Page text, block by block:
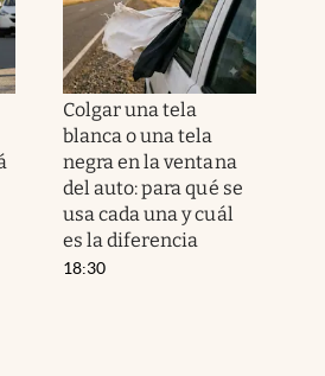
Colgar una tela
blanca o una tela
negra en la ventana
del auto: para qué se
usa cada una y cuál
es la diferencia
18:30